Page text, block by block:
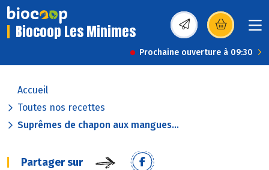
Biocoop Les Minimes (s’ouvre dans une
Prochaine ouverture à 09:30
Accueil
Toutes nos recettes
Suprêmes de chapon aux mangues...
Partager sur